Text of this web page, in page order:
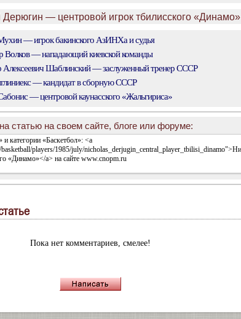
Дерюгин — центровой игрок тбилисского «Динамо»
— игрок бакинского АзИНХа и судья
Волков — нападающий киевской команды
Шаблинский — заслуженный тренер СССР
— кандидат в сборную СССР
— центровой каунасского «Жальгириса»
статью на своем сайте, блоге или форуме:
Пока нет комментариев, смелее!